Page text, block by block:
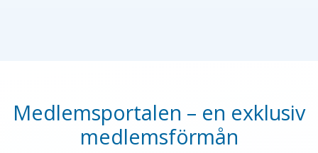
Medlemsportalen – en exklusiv
medlemsförmån